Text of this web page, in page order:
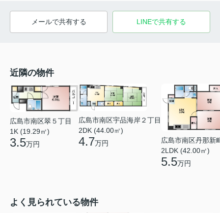
メールで共有する LINEで共有する
近隣の物件
広島市南区翠５丁目
1K (19.29㎡)
3.5万円
広島市南区宇品海岸２丁目
2DK (44.00㎡)
4.7万円
広島市南区丹那新
2LDK (42.00㎡)
5.5万円
よく見られている物件